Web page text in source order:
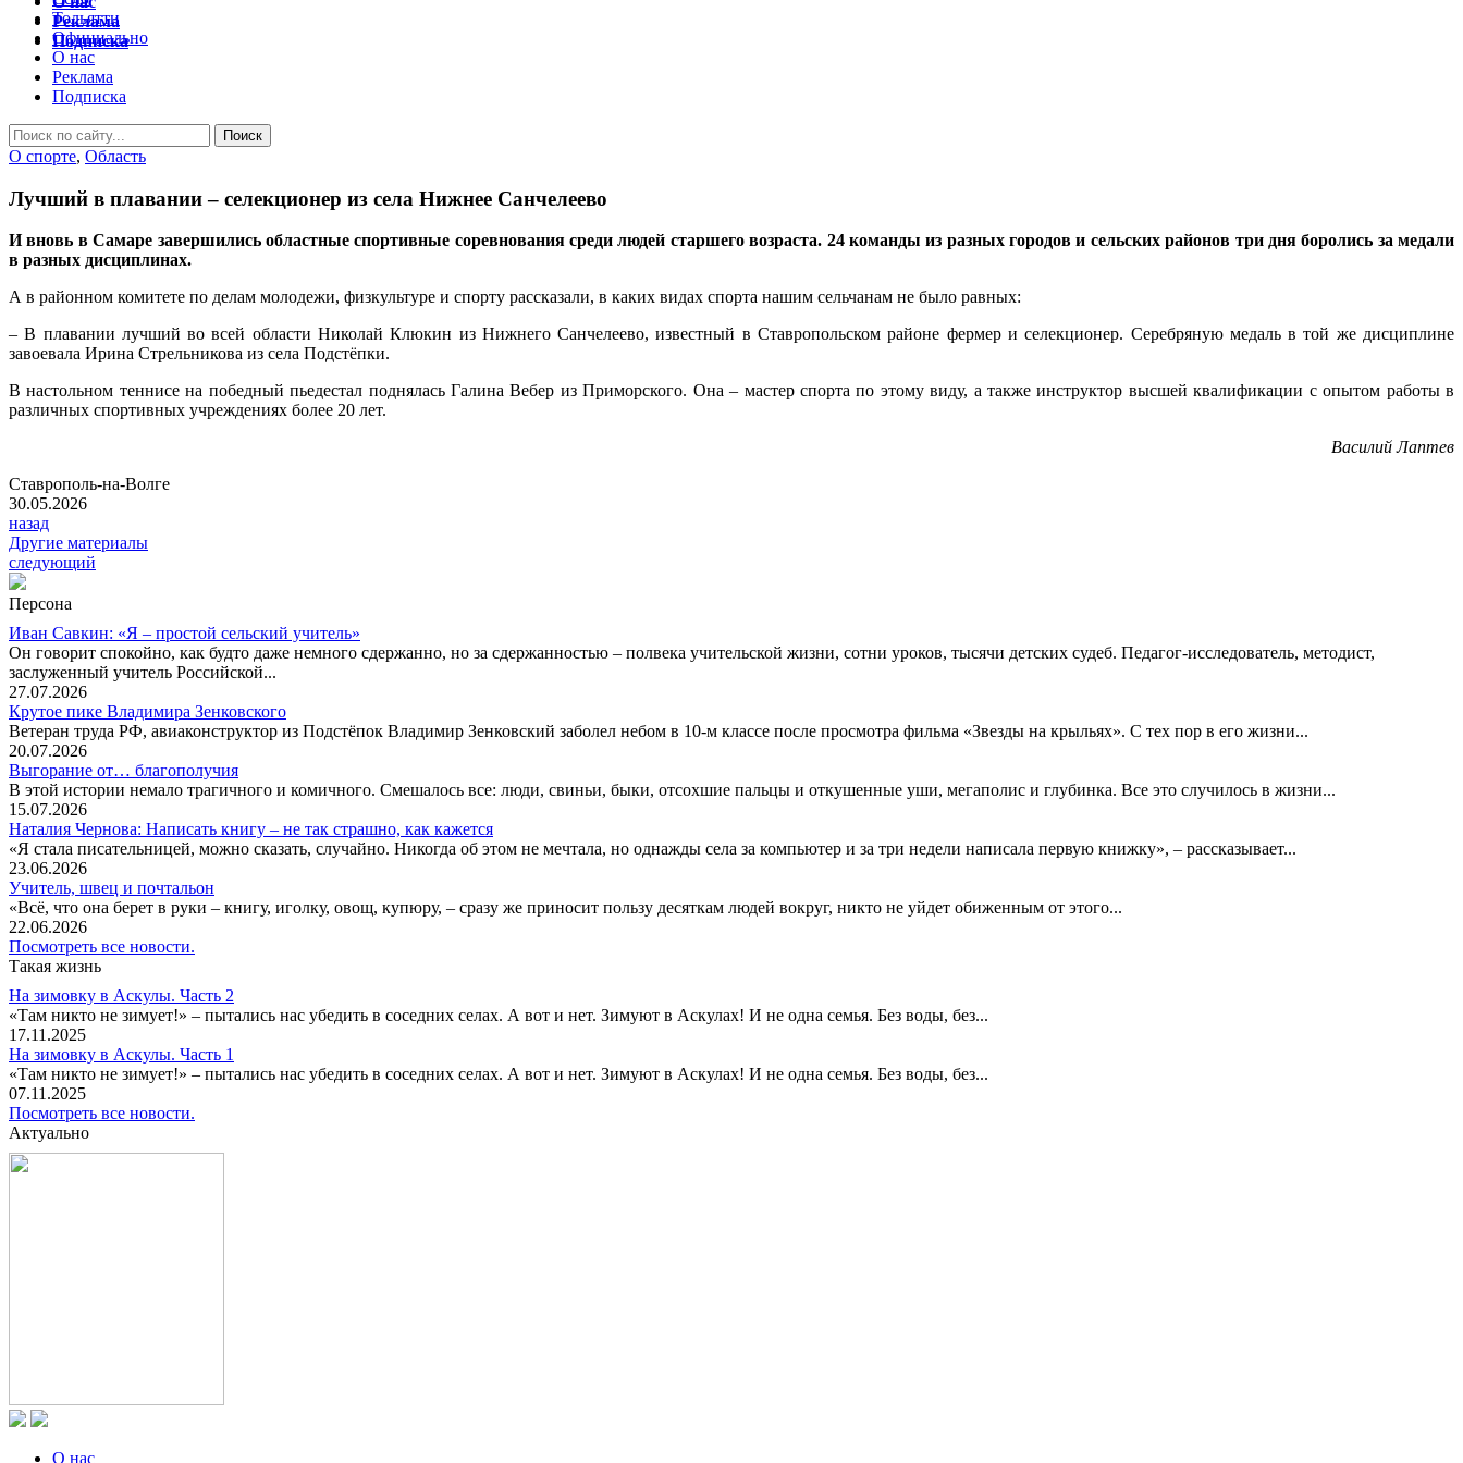
Тольятти
Официально
О нас
Реклама
Подписка
O спорте, Область
Лучший в плавании – селекционер из села Нижнее Санчелеево
И вновь в Самаре завершились областные спортивные соревнования среди людей старшего возраста. 24 команды из разных городов и сельских районов три дня боролись за медали
в разных дисциплинах.
А в районном комитете по делам молодежи, физкультуре и спорту рассказали, в каких видах спорта нашим сельчанам не было равных:
– В плавании лучший во всей области Николай Клюкин из Нижнего Санчелеево, известный в Ставропольском районе фермер и селекционер. Серебряную медаль в той же дисциплине
завоевала Ирина Стрельникова из села Подстёпки.
В настольном теннисе на победный пьедестал поднялась Галина Вебер из Приморского. Она – мастер спорта по этому виду, а также инструктор высшей квалификации с опытом работы в
различных спортивных учреждениях более 20 лет.
Василий Лаптев
Ставрополь-на-Волге
30.05.2026
назад
Другие материалы
следующий
Персона
Иван Савкин: «Я – простой сельский учитель»
Он говорит спокойно, как будто даже немного сдержанно, но за сдержанностью – полвека учительской жизни, сотни уроков, тысячи детских судеб. Педагог-исследователь, методист,
заслуженный учитель Российской...
27.07.2026
Крутое пике Владимира Зенковского
Ветеран труда РФ, авиаконструктор из Подстёпок Владимир Зенковский заболел небом в 10-м классе после просмотра фильма «Звезды на крыльях». С тех пор в его жизни...
20.07.2026
Выгорание от… благополучия
В этой истории немало трагичного и комичного. Смешалось все: люди, свиньи, быки, отсохшие пальцы и откушенные уши, мегаполис и глубинка. Все это случилось в жизни...
15.07.2026
Наталия Чернова: Написать книгу – не так страшно, как кажется
«Я стала писательницей, можно сказать, случайно. Никогда об этом не мечтала, но однажды села за компьютер и за три недели написала первую книжку», – рассказывает...
23.06.2026
Учитель, швец и почтальон
«Всё, что она берет в руки – книгу, иголку, овощ, купюру, – сразу же приносит пользу десяткам людей вокруг, никто не уйдет обиженным от этого...
22.06.2026
Посмотреть все новости.
Такая жизнь
На зимовку в Аскулы. Часть 2
«Там никто не зимует!» – пытались нас убедить в соседних селах. А вот и нет. Зимуют в Аскулах! И не одна семья. Без воды, без...
17.11.2025
На зимовку в Аскулы. Часть 1
«Там никто не зимует!» – пытались нас убедить в соседних селах. А вот и нет. Зимуют в Аскулах! И не одна семья. Без воды, без...
07.11.2025
Посмотреть все новости.
Актуально
О нас
Реклама
Подписка